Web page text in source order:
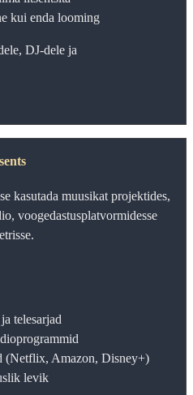
kui enda looming
DJ‑dele ja
kasutada muusikat projektides,
voogedastusplatvormidesse
telesarjad
(Netflix, Amazon, Disney+)
levik